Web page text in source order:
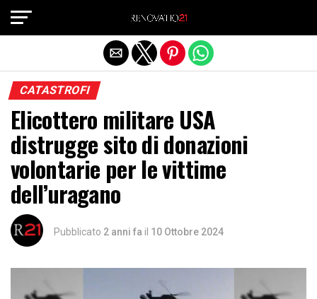
CATASTROFI
Elicottero militare USA
distrugge sito di donazioni
volontarie per le vittime
dell’uragano
Pubblicato 2 anni fa il 10 Ottobre 2024
Exit mobile version